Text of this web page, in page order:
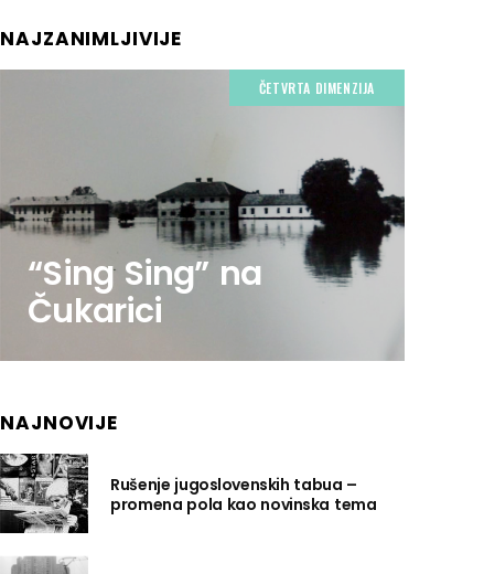
NAJZANIMLJIVIJE
ČETVRTA DIMENZIJA
“Sing Sing” na
Čukarici
NAJNOVIJE
Rušenje jugoslovenskih tabua –
promena pola kao novinska tema